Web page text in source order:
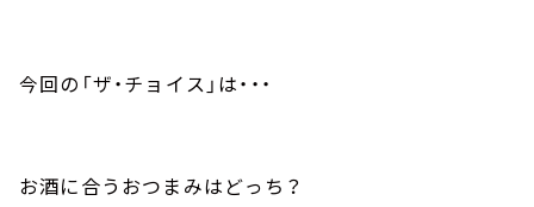
今回の「ザ・チョイス」は・・・
お酒に合うおつまみはどっち？